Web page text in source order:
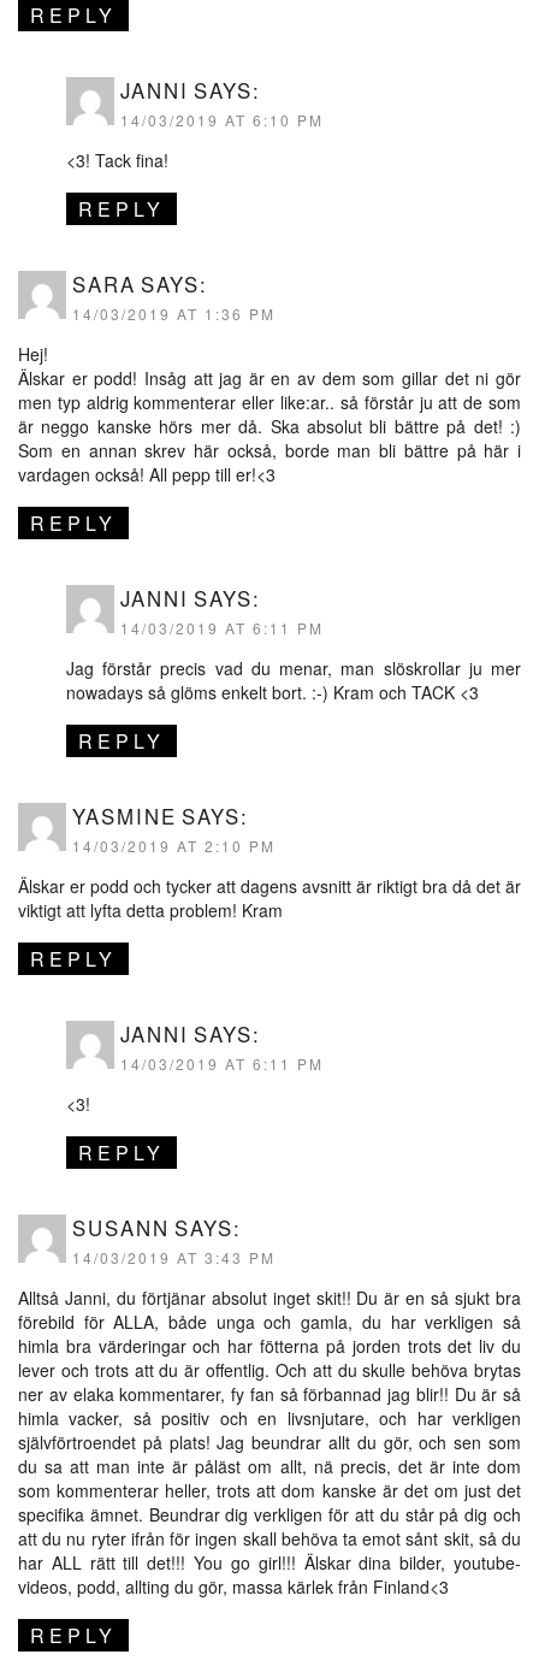
REPLY
JANNI SAYS:
14/03/2019 AT 6:10 PM
<3! Tack fina!
REPLY
SARA SAYS:
14/03/2019 AT 1:36 PM
Hej!
Älskar er podd! Insåg att jag är en av dem som gillar det ni gör
men typ aldrig kommenterar eller like:ar.. så förstår ju att de som
är neggo kanske hörs mer då. Ska absolut bli bättre på det! :)
Som en annan skrev här också, borde man bli bättre på här i
vardagen också! All pepp till er!<3
REPLY
JANNI SAYS:
14/03/2019 AT 6:11 PM
Jag förstår precis vad du menar, man slöskrollar ju mer
nowadays så glöms enkelt bort. :-) Kram och TACK <3
REPLY
YASMINE SAYS:
14/03/2019 AT 2:10 PM
Älskar er podd och tycker att dagens avsnitt är riktigt bra då det är
viktigt att lyfta detta problem! Kram
REPLY
JANNI SAYS:
14/03/2019 AT 6:11 PM
<3!
REPLY
SUSANN SAYS:
14/03/2019 AT 3:43 PM
Alltså Janni, du förtjänar absolut inget skit!! Du är en så sjukt bra
förebild för ALLA, både unga och gamla, du har verkligen så
himla bra värderingar och har fötterna på jorden trots det liv du
lever och trots att du är offentlig. Och att du skulle behöva brytas
ner av elaka kommentarer, fy fan så förbannad jag blir!! Du är så
himla vacker, så positiv och en livsnjutare, och har verkligen
självförtroendet på plats! Jag beundrar allt du gör, och sen som
du sa att man inte är påläst om allt, nä precis, det är inte dom
som kommenterar heller, trots att dom kanske är det om just det
specifika ämnet. Beundrar dig verkligen för att du står på dig och
att du nu ryter ifrån för ingen skall behöva ta emot sånt skit, så du
har ALL rätt till det!!! You go girl!!! Älskar dina bilder, youtube-
videos, podd, allting du gör, massa kärlek från Finland<3
REPLY